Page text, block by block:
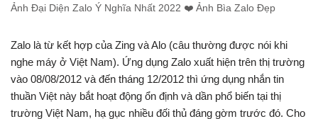
Ảnh Đại Diện Zalo Ý Nghĩa Nhất 2022 ❤️ Ảnh Bìa Zalo Đẹp
Zalo là từ kết hợp của Zing và Alo (câu thường được nói khi
nghe máy ở Việt Nam). Ứng dụng Zalo xuất hiện trên thị trường
vào 08/08/2012 và đến tháng 12/2012 thì ứng dụng nhắn tin
thuần Việt này bắt hoạt động ổn định và dần phổ biến tại thị
trường Việt Nam, hạ gục nhiều đối thủ đáng gờm trước đó. Cho